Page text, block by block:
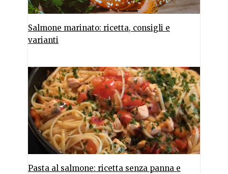
Salmone marinato: ricetta, consigli e
varianti
Pasta al salmone: ricetta senza panna e